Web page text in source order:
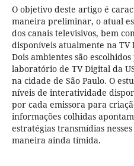
O objetivo deste artigo é
maneira preliminar, o atual
dos canais televisivos, bem
disponíveis atualmente na
Dois ambientes são
laboratório de TV Digital da
na cidade de São Paulo. O
níveis de interatividade
por cada emissora para
informações colhidas
estratégias transmídias
maneira ainda tímida.